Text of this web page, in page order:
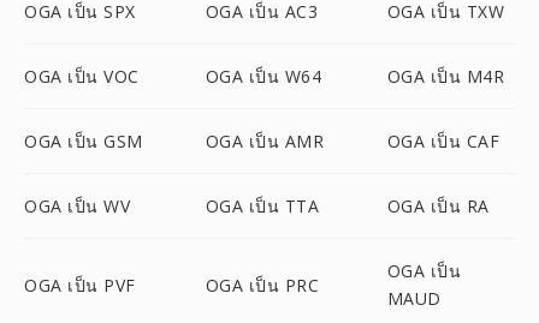
OGA เป็น SPX OGA เป็น AC3 OGA เป็น TXW
OGA เป็น VOC OGA เป็น W64 OGA เป็น M4R
OGA เป็น GSM OGA เป็น AMR OGA เป็น CAF
OGA เป็น WV OGA เป็น TTA OGA เป็น RA
OGA เป็น PVF OGA เป็น PRC
OGA เป็น
MAUD